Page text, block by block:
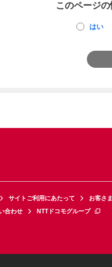
このページ
はい
サイトご利用にあたって お客さ
合わせ NTTドコモグループ